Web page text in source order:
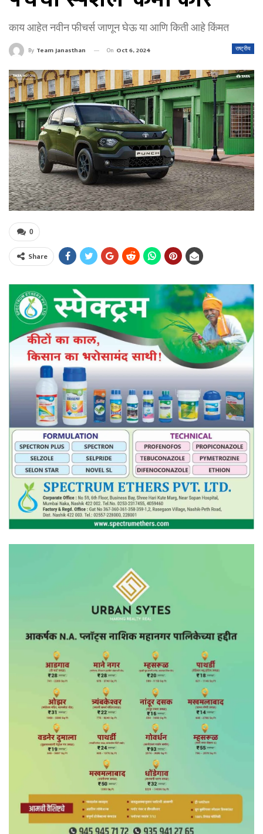
काय आहेत नवीन फीचर्स जाणून घेऊ या आणि किती आहे किंमत
राष्ट्रीय
By Team Janasthan On Oct 6, 2024
0
Share